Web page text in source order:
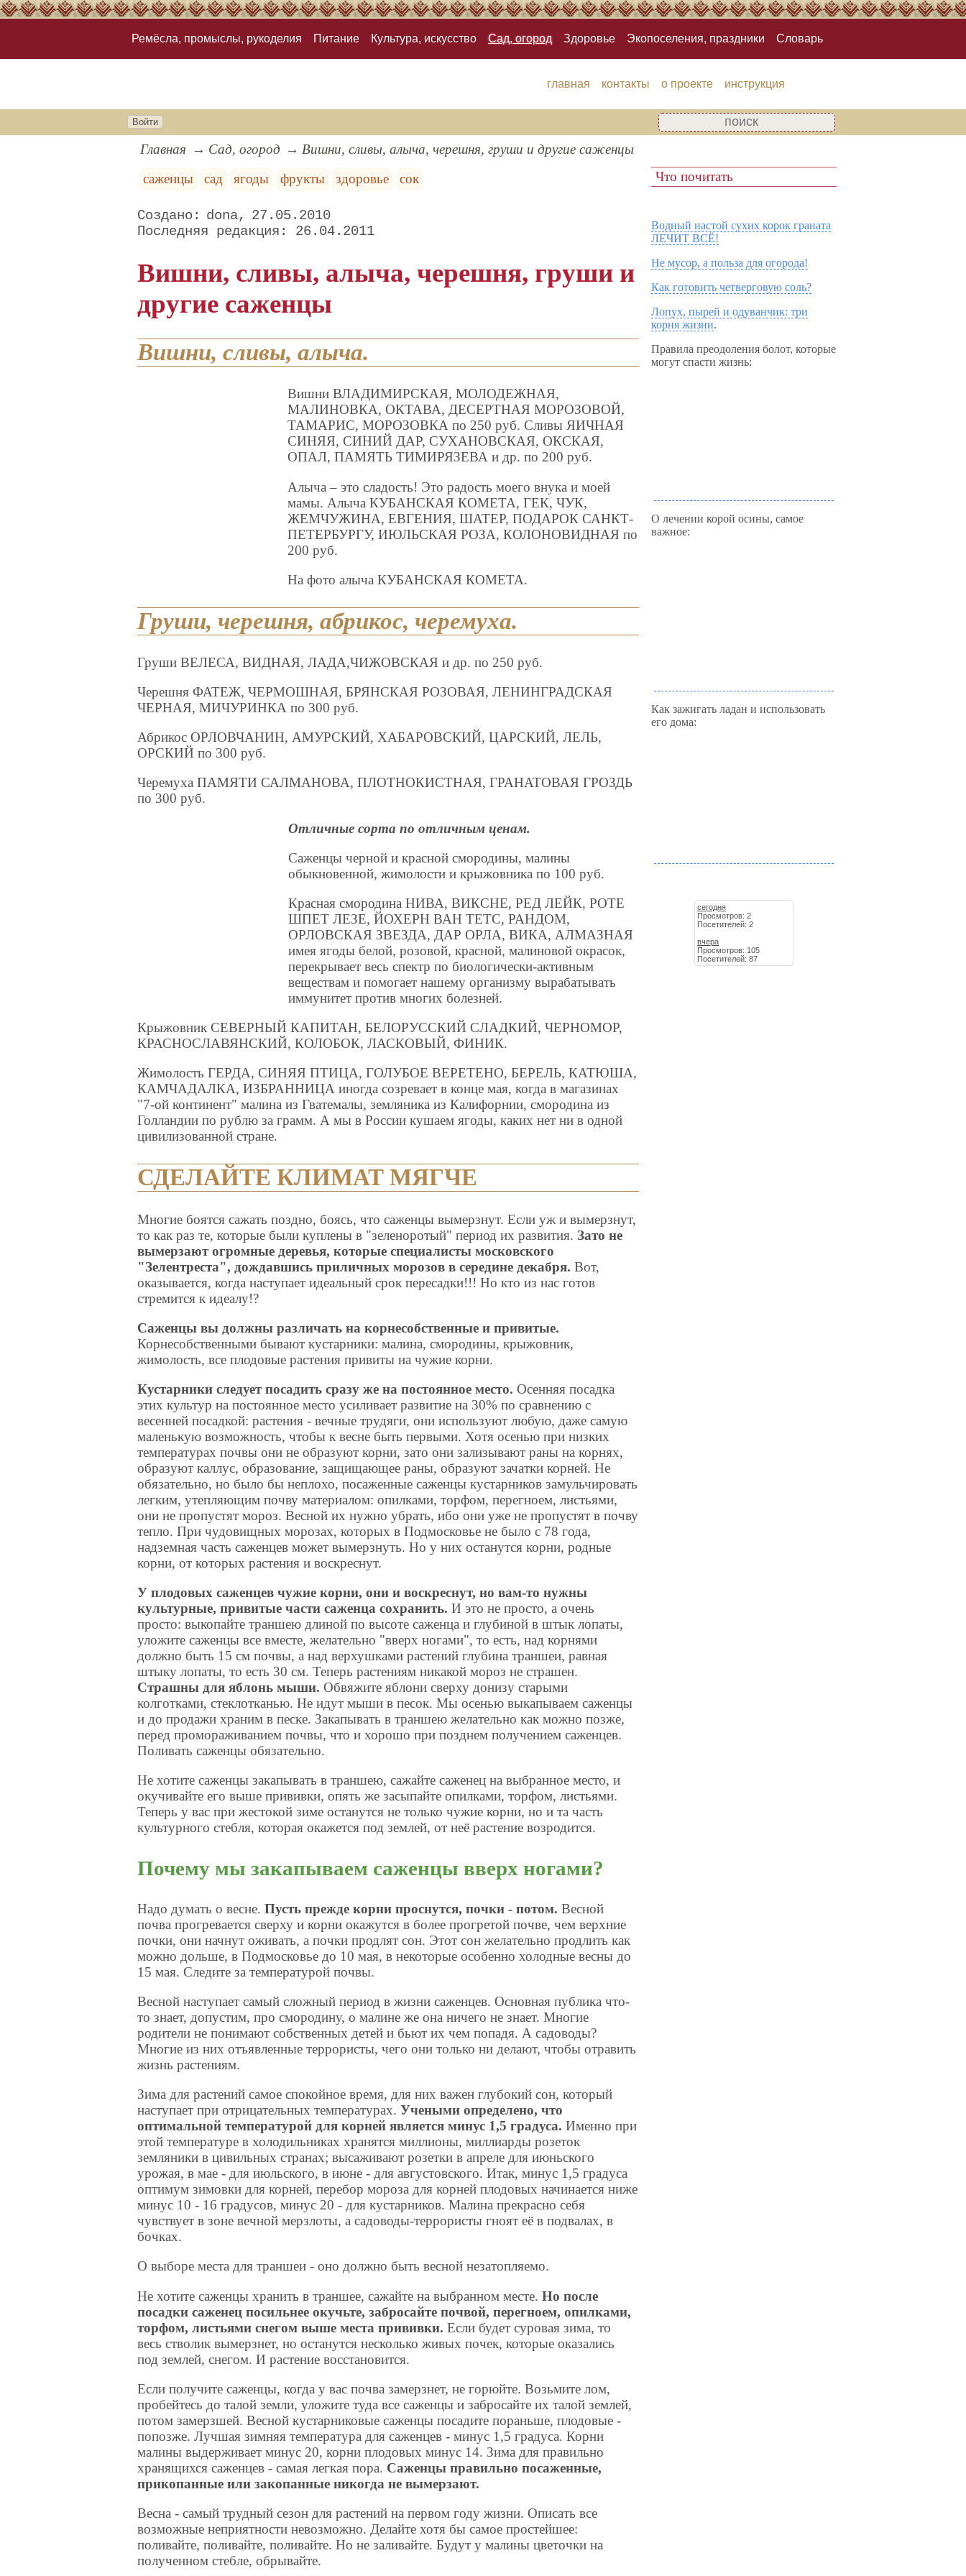
Ремёсла, промыслы, рукоделия Питание Культура, искусство Сад, огород Здоровье Экопоселения, праздники Словарь
главная контакты о проекте инструкция
Войти
Главная Сад, огород
Вишни, сливы, алыча, черешня, груши и другие саженцы
саженцы
сад ягоды фрукты здоровье сок
dona
27.05.2010
26.04.2011
Вишни, сливы, алыча, черешня, груши и
другие саженцы
Вишни, сливы, алыча.
Вишни ВЛАДИМИРСКАЯ, МОЛОДЕЖНАЯ,
МАЛИНОВКА, ОКТАВА, ДЕСЕРТНАЯ МОРОЗОВОЙ,
ТАМАРИС, МОРОЗОВКА по 250 руб. Сливы ЯИЧНАЯ
СИНЯЯ, СИНИЙ ДАР, СУХАНОВСКАЯ, ОКСКАЯ,
ОПАЛ, ПАМЯТЬ ТИМИРЯЗЕВА и др. по 200 руб.
Алыча – это сладость! Это радость моего внука и моей
мамы. Алыча КУБАНСКАЯ КОМЕТА, ГЕК, ЧУК,
ЖЕМЧУЖИНА, ЕВГЕНИЯ, ШАТЕР, ПОДАРОК САНКТ-
ПЕТЕРБУРГУ, ИЮЛЬСКАЯ РОЗА, КОЛОНОВИДНАЯ по
200 руб.
На фото алыча КУБАНСКАЯ КОМЕТА.
Груши, черешня, абрикос, черемуха.
Груши ВЕЛЕСА, ВИДНАЯ, ЛАДА,ЧИЖОВСКАЯ и др. по 250 руб.
Черешня ФАТЕЖ, ЧЕРМОШНАЯ, БРЯНСКАЯ РОЗОВАЯ, ЛЕНИНГРАДСКАЯ
ЧЕРНАЯ, МИЧУРИНКА по 300 руб.
Абрикос ОРЛОВЧАНИН, АМУРСКИЙ, ХАБАРОВСКИЙ, ЦАРСКИЙ, ЛЕЛЬ,
ОРСКИЙ по 300 руб.
Черемуха ПАМЯТИ САЛМАНОВА, ПЛОТНОКИСТНАЯ, ГРАНАТОВАЯ ГРОЗДЬ
по 300 руб.
Отличные сорта по отличным ценам.
Саженцы черной и красной смородины, малины
обыкновенной, жимолости и крыжовника по 100 руб.
Красная смородина НИВА, ВИКСНЕ, РЕД ЛЕЙК, РОТЕ
ШПЕТ ЛЕЗЕ, ЙОХЕРН ВАН ТЕТС, РАНДОМ,
ОРЛОВСКАЯ ЗВЕЗДА, ДАР ОРЛА, ВИКА, АЛМАЗНАЯ
имея ягоды белой, розовой, красной, малиновой окрасок,
перекрывает весь спектр по биологически-активным
веществам и помогает нашему организму вырабатывать
иммунитет против многих болезней.
Крыжовник СЕВЕРНЫЙ КАПИТАН, БЕЛОРУССКИЙ СЛАДКИЙ, ЧЕРНОМОР,
КРАСНОСЛАВЯНСКИЙ, КОЛОБОК, ЛАСКОВЫЙ, ФИНИК.
Жимолость ГЕРДА, СИНЯЯ ПТИЦА, ГОЛУБОЕ ВЕРЕТЕНО, БЕРЕЛЬ, КАТЮША,
КАМЧАДАЛКА, ИЗБРАННИЦА иногда созревает в конце мая, когда в магазинах
"7-ой континент" малина из Гватемалы, земляника из Калифорнии, смородина из
Голландии по рублю за грамм. А мы в России кушаем ягоды, каких нет ни в одной
цивилизованной стране.
СДЕЛАЙТЕ КЛИМАТ МЯГЧЕ
Многие боятся сажать поздно, боясь, что саженцы вымерзнут. Если уж и вымерзнут,
то как раз те, которые были куплены в "зеленоротый" период их развития. Зато не
вымерзают огромные деревья, которые специалисты московского
"Зелентреста", дождавшись приличных морозов в середине декабря.Вот,
оказывается, когда наступает идеальный срок пересадки!!! Но кто из нас готов
стремится к идеалу!?
Саженцы вы должны различать на корнесобственные и привитые.
Корнесобственными бывают кустарники: малина, смородины, крыжовник,
жимолость, все плодовые растения привиты на чужие корни.
Кустарники следует посадить сразу же на постоянное место.Осенняя посадка
этих культур на постоянное место усиливает развитие на 30% по сравнению с
весенней посадкой: растения - вечные трудяги, они используют любую, даже самую
маленькую возможность, чтобы к весне быть первыми. Хотя осенью при низких
температурах почвы они не образуют корни, зато они зализывают раны на корнях,
образуют каллус, образование, защищающее раны, образуют зачатки корней. Не
обязательно, но было бы неплохо, посаженные саженцы кустарников замульчировать
легким, утепляющим почву материалом: опилками, торфом, перегноем, листьями,
они не пропустят мороз. Весной их нужно убрать, ибо они уже не пропустят в почву
тепло. При чудовищных морозах, которых в Подмосковье не было с 78 года,
надземная часть саженцев может вымерзнуть. Но у них останутся корни, родные
корни, от которых растения и воскреснут.
У плодовых саженцев чужие корни, они и воскреснут, но вам-то нужны
культурные, привитые части саженца сохранить.И это не просто, а очень
просто: выкопайте траншею длиной по высоте саженца и глубиной в штык лопаты,
уложите саженцы все вместе, желательно "вверх ногами", то есть, над корнями
должно быть 15 см почвы, а над верхушками растений глубина траншеи, равная
штыку лопаты, то есть 30 см. Теперь растениям никакой мороз не страшен.
Страшны для яблонь мыши. Обвяжите яблони сверху донизу старыми
колготками, стеклотканью. Не идут мыши в песок. Мы осенью выкапываем саженцы
и до продажи храним в песке. Закапывать в траншею желательно как можно позже,
перед промораживанием почвы, что и хорошо при позднем получением саженцев.
Поливать саженцы обязательно.
Не хотите саженцы закапывать в траншею, сажайте саженец на выбранное место, и
окучивайте его выше прививки, опять же засыпайте опилками, торфом, листьями.
Теперь у вас при жестокой зиме останутся не только чужие корни, но и та часть
культурного стебля, которая окажется под землей, от неё растение возродится.
Почему мы закапываем саженцы вверх ногами?
Надо думать о весне.Пусть прежде корни проснутся, почки - потом.Весной
почва прогревается сверху и корни окажутся в более прогретой почве, чем верхние
почки, они начнут оживать, а почки продлят сон. Этот сон желательно продлить как
можно дольше, в Подмосковье до 10 мая, в некоторые особенно холодные весны до
15 мая. Следите за температурой почвы.
Весной наступает самый сложный период в жизни саженцев. Основная публика что-
то знает, допустим, про смородину, о малине же она ничего не знает. Многие
родители не понимают собственных детей и бьют их чем попадя. А садоводы?
Многие из них отъявленные террористы, чего они только ни делают, чтобы отравить
жизнь растениям.
Зима для растений самое спокойное время, для них важен глубокий сон, который
наступает при отрицательных температурах.Учеными определено, что
оптимальной температурой для корней является минус 1,5 градуса. Именно при
этой температуре в холодильниках хранятся миллионы, миллиарды розеток
земляники в цивильных странах; высаживают розетки в апреле для июньского
урожая, в мае - для июльского, в июне - для августовского. Итак, минус 1,5 градуса
оптимум зимовки для корней, перебор мороза для корней плодовых начинается ниже
минус 10 - 16 градусов, минус 20 - для кустарников. Малина прекрасно себя
чувствует в зоне вечной мерзлоты, а садоводы-террористы гноят её в подвалах, в
бочках.
О выборе места для траншеи - оно должно быть весной незатопляемо.
Не хотите саженцы хранить в траншее, сажайте на выбранном месте.Но после
посадки саженец посильнее окучьте, забросайте почвой, перегноем, опилками,
торфом, листьями снегом выше места прививки.Если будет суровая зима, то
весь стволик вымерзнет, но останутся несколько живых почек, которые оказались
под землей, снегом. И растение восстановится.
Если получите саженцы, когда у вас почва замерзнет, не горюйте. Возьмите лом,
пробейтесь до талой земли, уложите туда все саженцы и забросайте их талой землей,
потом замерзшей. Весной кустарниковые саженцы посадите пораньше, плодовые -
попозже. Лучшая зимняя температура для саженцев - минус 1,5 градуса. Корни
малины выдерживает минус 20, корни плодовых минус 14. Зима для правильно
хранящихся саженцев - самая легкая пора. Саженцы правильно посаженные,
прикопанные или закопанные никогда не вымерзают.
Весна - самый трудный сезон для растений на первом году жизни. Описать все
возможные неприятности невозможно. Делайте хотя бы самое простейшее:
поливайте, поливайте, поливайте. Но не заливайте. Будут у малины цветочки на
полученном стебле, обрывайте.
Что почитать
Водный настой сухих корок граната
ЛЕЧИТ ВСЁ!
Не мусор, а польза для огорода!
Как готовить четверговую соль?
Лопух, пырей и одуванчик: три
корня жизни.
Правила преодоления болот, которые
могут спасти жизнь:
О лечении корой осины, самое
важное:
Как зажигать ладан и использовать
его дома:
сегодня
Просмотров: 2
Посетителей: 2
вчера
Просмотров: 105
Посетителей: 87